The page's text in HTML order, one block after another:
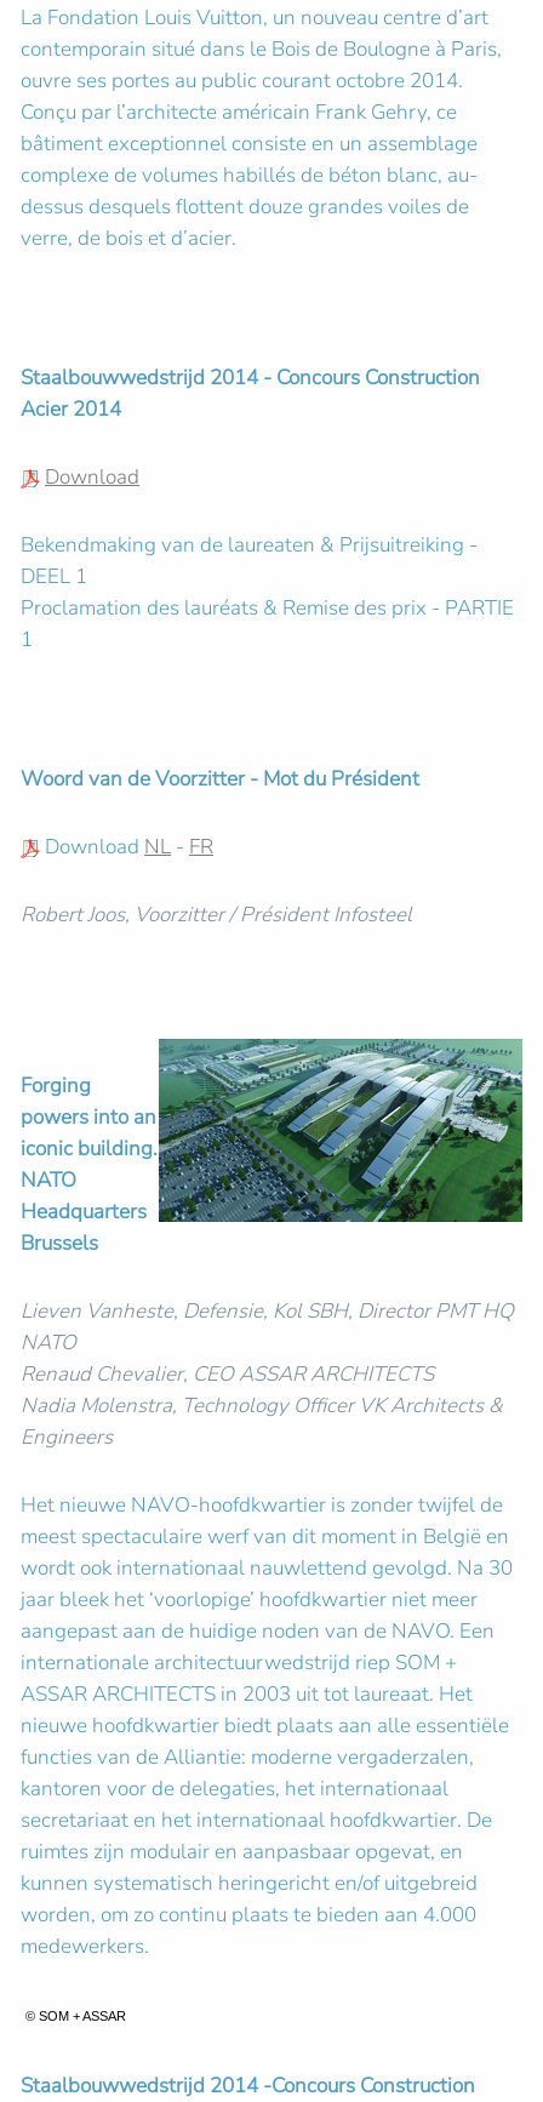
La Fondation Louis Vuitton, un nouveau centre d’art
contemporain situé dans le Bois de Boulogne à Paris,
ouvre ses portes au public courant octobre 2014.
Conçu par l’architecte américain Frank Gehry, ce
bâtiment exceptionnel consiste en un assemblage
complexe de volumes habillés de béton blanc, au-
dessus desquels flottent douze grandes voiles de
verre, de bois et d’acier.
Staalbouwwedstrijd 2014 - Concours Construction
Acier 2014
Download
Bekendmaking van de laureaten & Prijsuitreiking -
DEEL 1
Proclamation des lauréats & Remise des prix - PARTIE
1
Woord van de Voorzitter - Mot du Président
Download NL - FR
Robert Joos, Voorzitter / Président Infosteel
Forging
powers into an
iconic building.
NATO
Headquarters
Brussels
Lieven Vanheste, Defensie, Kol SBH, Director PMT HQ
NATO
Renaud Chevalier, CEO ASSAR ARCHITECTS
Nadia Molenstra, Technology Officer VK Architects &
Engineers
Het nieuwe NAVO-hoofdkwartier is zonder twijfel de
meest spectaculaire werf van dit moment in België en
wordt ook internationaal nauwlettend gevolgd. Na 30
jaar bleek het ‘voorlopige’ hoofdkwartier niet meer
aangepast aan de huidige noden van de NAVO. Een
internationale architectuurwedstrijd riep SOM +
ASSAR ARCHITECTS in 2003 uit tot laureaat. Het
nieuwe hoofdkwartier biedt plaats aan alle essentiële
functies van de Alliantie: moderne vergaderzalen,
kantoren voor de delegaties, het internationaal
secretariaat en het internationaal hoofdkwartier. De
ruimtes zijn modulair en aanpasbaar opgevat, en
kunnen systematisch heringericht en/of uitgebreid
worden, om zo continu plaats te bieden aan 4.000
medewerkers.
© SOM + ASSAR
Staalbouwwedstrijd 2014 -Concours Construction